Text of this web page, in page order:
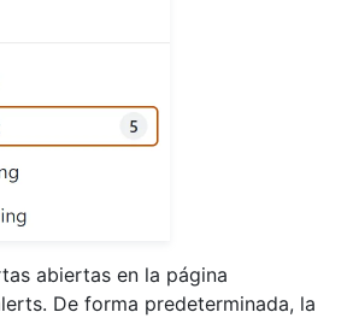
abiertas en la página
De forma predeterminada, la